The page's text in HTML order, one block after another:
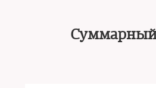
Суммарный